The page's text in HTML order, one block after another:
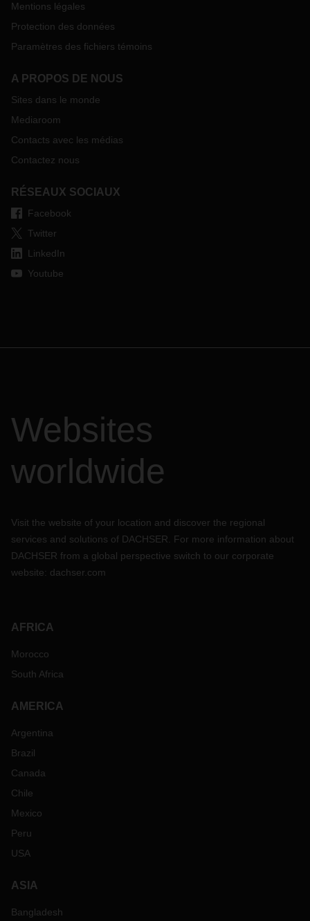
Mentions légales
Protection des données
Paramètres des fichiers témoins
A PROPOS DE NOUS
Sites dans le monde
Mediaroom
Contacts avec les médias
Contactez nous
RÉSEAUX SOCIAUX
Facebook
Twitter
LinkedIn
Youtube
Websites
worldwide
Visit the website of your location and discover the regional
services and solutions of DACHSER. For more information about
DACHSER from a global perspective switch to our corporate
website: dachser.com
AFRICA
Morocco
South Africa
AMERICA
Argentina
Brazil
Canada
Chile
Mexico
Peru
USA
ASIA
Bangladesh